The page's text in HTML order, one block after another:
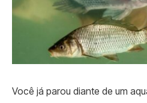
Você já parou diante de um